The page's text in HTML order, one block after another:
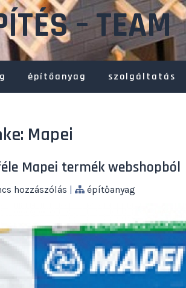
– TEAM
építőanyag szolgáltatás
Mapei
Mapei termék webshopból
hozzászólás | építőanyag